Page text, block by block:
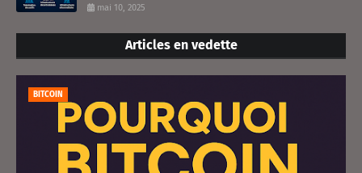
mai 10, 2025
Articles en vedette
BITCOIN